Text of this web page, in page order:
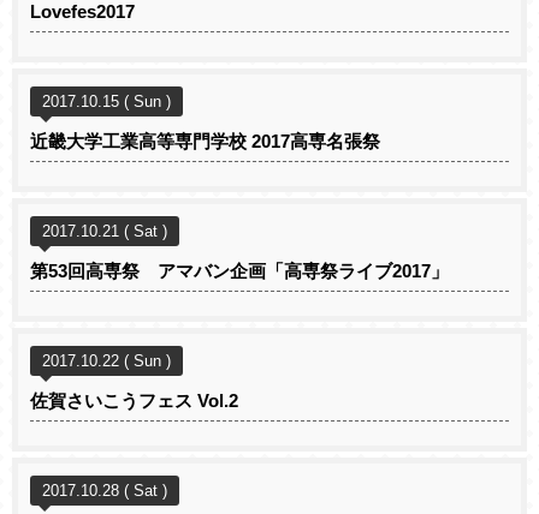
Lovefes2017
2017.10.15 ( Sun )
近畿大学工業高等専門学校 2017高専名張祭
2017.10.21 ( Sat )
第53回高専祭 アマバン企画「高専祭ライブ2017」
2017.10.22 ( Sun )
佐賀さいこうフェス Vol.2
2017.10.28 ( Sat )